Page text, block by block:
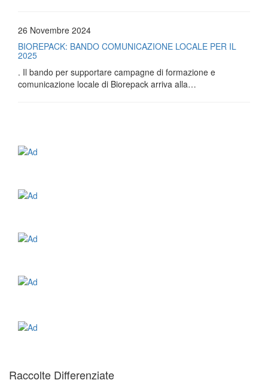
26 Novembre 2024
BIOREPACK: BANDO COMUNICAZIONE LOCALE PER IL
2025
. Il bando per supportare campagne di formazione e
comunicazione locale di Biorepack arriva alla…
Raccolte Differenziate